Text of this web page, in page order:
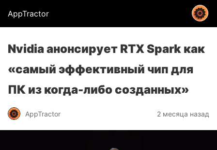
AppTractor
Nvidia анонсирует RTX Spark как
«самый эффективный чип для
ПК из когда-либо созданных»
AppTractor 2 месяца назад